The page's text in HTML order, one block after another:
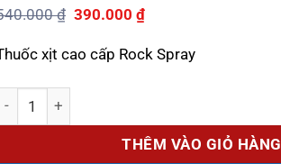
5.0trên 5
dựa trên
2
₫ Giá
540.000 ₫.
390.000₫Giá
tại
là:
xịt cao cấp Rock Spray
THÊM VÀO GIỎ HÀNG